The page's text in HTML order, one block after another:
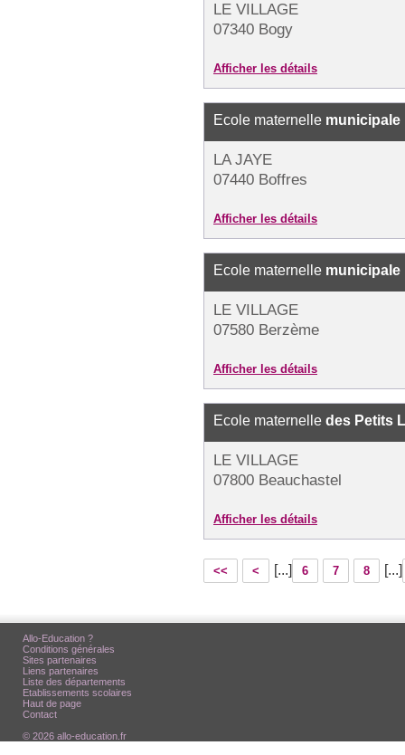
LE VILLAGE
07340 Bogy
Afficher les détails
Ecole maternelle municipale
LA JAYE
07440 Boffres
Afficher les détails
Ecole maternelle municipale
LE VILLAGE
07580 Berzème
Afficher les détails
Ecole maternelle des Petits
LE VILLAGE
07800 Beauchastel
Afficher les détails
<< < [...] 6 7 8 [...]
Allo-Education ?
Conditions générales
Sites partenaires
Liens partenaires
Liste des départements
Etablissements scolaires
Haut de page
Contact
© 2026 allo-education.fr